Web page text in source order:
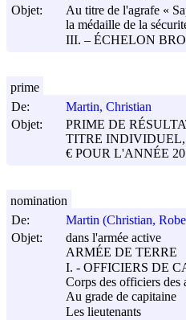
Objet:
Au titre de l'agrafe «
la médaille de la
III. – ÉCHELON
De:
Martin, Christian
Objet:
PRIME DE
TITRE
€ POUR L'ANNÉE
prime
De:
Martin (Christian,
Objet:
dans l'armée active
ARMÉE DE TERRE
I. - OFFICIERS DE
Corps des officiers des
Au grade de capitaine
Les lieutenants
nomination